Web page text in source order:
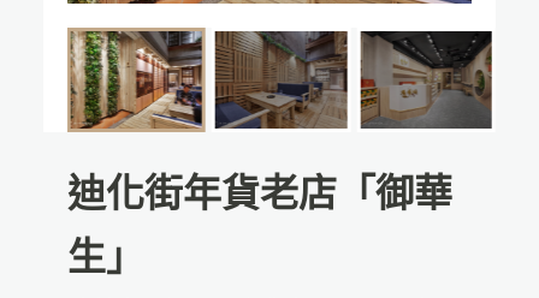
迪化街年貨老店「御華
生」